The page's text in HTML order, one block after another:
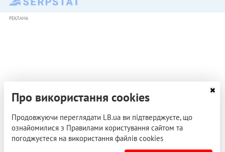
РЕКЛАМА
Про використання cookies
Продовжуючи переглядати LB.ua ви підтверджуєте, що
ознайомилися з Правилами користування сайтом та
погоджуєтеся на використання файлів cookies